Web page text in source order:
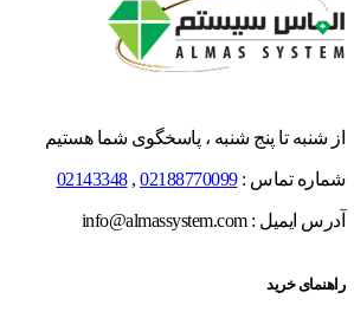
از شنبه تا پنج شنبه ، پاسخگوی شما هستیم
شماره تماس :02188770099
,
02143348
آدرس ایمیل : info@almassystem.com
راهنمای خرید